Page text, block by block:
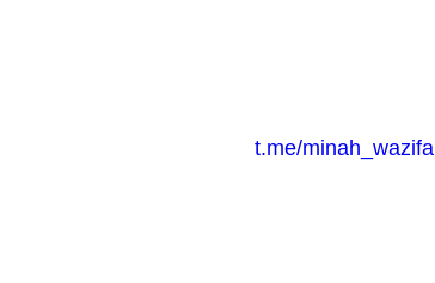
t.me/minah_wazifa